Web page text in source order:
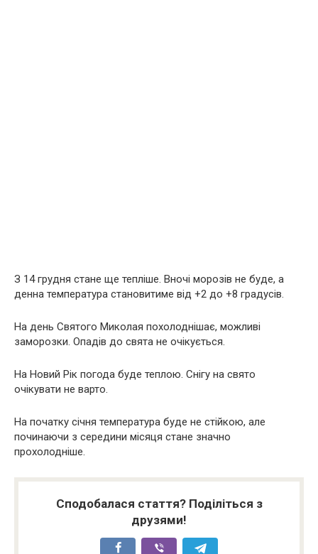
З 14 грудня стане ще тепліше. Вночі морозів не буде, а
денна температура становитиме від +2 до +8 градусів.
На день Святого Миколая похолоднішає, можливі
заморозки. Опадів до свята не очікується.
На Новий Рік погода буде теплою. Снігу на свято
очікувати не варто.
На початку січня температура буде не стійкою, але
починаючи з середини місяця стане значно
прохолодніше.
Сподобалася стаття? Поділіться з
друзями!